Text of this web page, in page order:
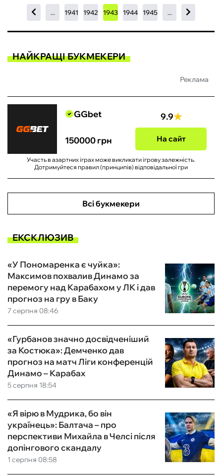
... 1941 1942 1943 1944 1945 ...
НАЙКРАЩІ БУКМЕКЕРИ
Реклама
GGbet
150000 грн
9.9
На сайт
Участь в азартних іграх може викликати ігрову залежність.
Дотримуйтеся правил (принципів) відповідальної гри
Всі букмекери
ЕКСКЛЮЗИВ
7 серпня 08:46
«У Пономаренка є чуйка»:
Максимов похвалив Динамо за
перемогу над Карабахом у ЛК і дав
прогноз на гру в Баку
5 серпня 18:54
«Гурбанов значно досвідченіший
за Костюка»: Демченко дав
прогноз на матч Ліги конференцій
Динамо – Карабах
1 серпня 08:58
«Я вірю в Мудрика, бо він
українець»: Балтача – про
перспективи Михайла в Челсі після
допінгового скандалу